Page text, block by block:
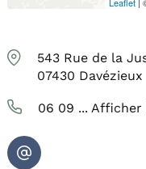
Leaflet |
543 Rue de la
07430 Davézieux
06 09 ... Afficher